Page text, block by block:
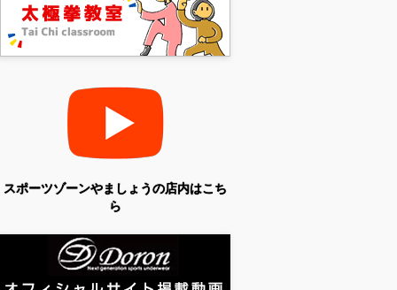
スポーツゾーンやましょうの店内はこち
ら